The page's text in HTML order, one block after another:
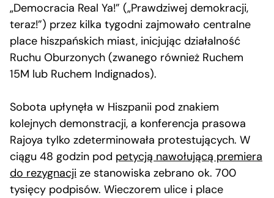
„Democracia Real Ya!” („Prawdziwej demokracji,
teraz!”) przez kilka tygodni zajmowało centralne
place hiszpańskich miast, inicjując działalność
Ruchu Oburzonych (zwanego również Ruchem
15M lub Ruchem Indignados).
Sobota upłynęła w Hiszpanii pod znakiem
kolejnych demonstracji, a konferencja prasowa
Rajoya tylko zdeterminowała protestujących. W
ciągu 48 godzin pod petycją nawołującą premiera
do rezygnacji ze stanowiska zebrano ok. 700
tysięcy podpisów. Wieczorem ulice i place